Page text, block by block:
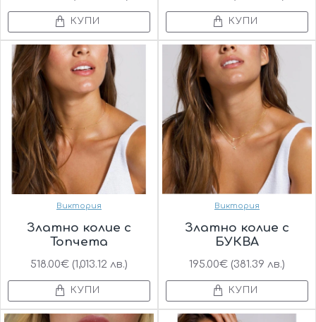
КУПИ КУПИ
Виктория
Златно колие с
Топчета
518.00€ (1,013.12 лв.)
КУПИ
Виктория
Златно колие с
БУКВА
195.00€ (381.39 лв.)
КУПИ